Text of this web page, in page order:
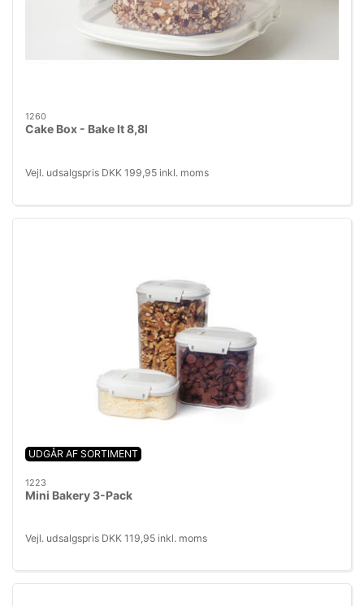
1260
Cake Box - Bake It 8,8l
Vejl. udsalgspris DKK 199,95 inkl. moms
UDGÅR AF SORTIMENT
1223
Mini Bakery 3-Pack
Vejl. udsalgspris DKK 119,95 inkl. moms